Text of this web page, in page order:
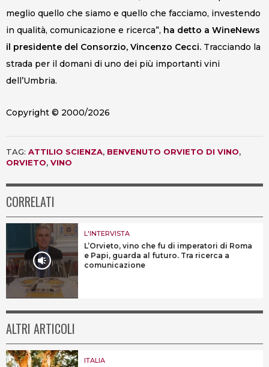
meglio quello che siamo e quello che facciamo, investendo
in qualità, comunicazione e ricerca”, ha detto a WineNews
il presidente del Consorzio, Vincenzo Cecci. Tracciando la
strada per il domani di uno dei più importanti vini
dell’Umbria.
Copyright © 2000/2026
TAG: ATTILIO SCIENZA, BENVENUTO ORVIETO DI VINO,
ORVIETO, VINO
CORRELATI
L'INTERVISTA
L’Orvieto, vino che fu di imperatori di Roma
e Papi, guarda al futuro. Tra ricerca a
comunicazione
ALTRI ARTICOLI
ITALIA